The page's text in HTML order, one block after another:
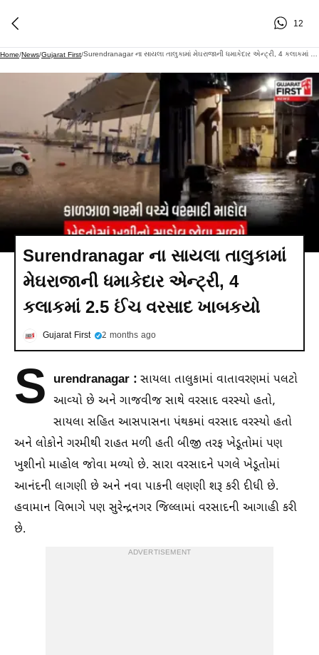
12
Home/News/Gujarat First/
Surendranagar ના સાયલા તાલુકામાં
મેઘરાજાની ધમાકેદાર એન્ટ્રી, 4
કલાકમાં 2.5 ઈંચ વરસાદ ખાબકયો
Gujarat First 2 months ago
S urendranagar : સાયલા તાલુકામાં વાતાવરણમાં પલટો
આવ્યો છે અને ગાજવીજ સાથે વરસાદ વરસ્યો હતો,
સાયલા સહિત આસપાસના પંથકમાં વરસાદ વરસ્યો હતો
અને લોકોને ગરમીથી રાહત મળી હતી બીજી તરફ ખેડૂતોમાં પણ
ખુશીનો માહોલ જોવા મળ્યો છે. સારા વરસાદને પગલે ખેડૂતોમાં
આનંદની લાગણી છે અને નવા પાકની લણણી શરૂ કરી દીધી છે.
હવામાન વિભાગે પણ સુરેન્દ્રનગર જિલ્લામાં વરસાદની આગાહી કરી
છે.
ADVERTISEMENT